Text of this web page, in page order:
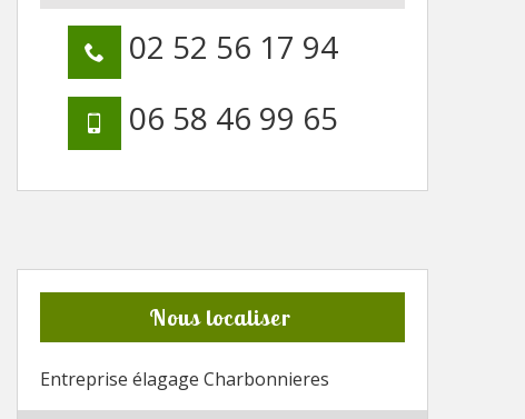
02 52 56 17 94
06 58 46 99 65
Nous localiser
Entreprise élagage Charbonnieres